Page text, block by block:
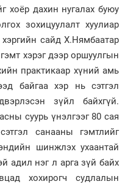
хоёр дахин нугалах буюу
зохицуулалт хуулиар
сайд Х.Нямбаатар
хэрэг дээр оршуулгын
практикаар хүний амь
байгаа хэр нь сэтгэл
зүйл байхгүй.
суурь үнэлгээг 80 сая
санааны гэмтлийг
шинжлэх ухаантай
адил нэг л арга зүй байх
хохирогч судлалын